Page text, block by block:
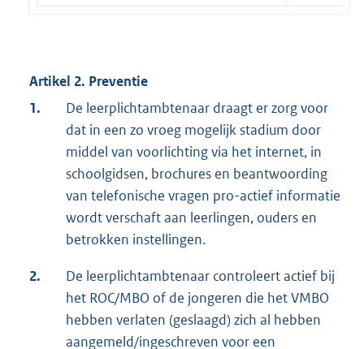
Artikel 2. Preventie
1.
De leerplichtambtenaar draagt er zorg voor
dat in een zo vroeg mogelijk stadium door
middel van voorlichting via het internet, in
schoolgidsen, brochures en beantwoording
van telefonische vragen pro-actief informatie
wordt verschaft aan leerlingen, ouders en
betrokken instellingen.
2.
De leerplichtambtenaar controleert actief bij
het ROC/MBO of de jongeren die het VMBO
hebben verlaten (geslaagd) zich al hebben
aangemeld/ingeschreven voor een